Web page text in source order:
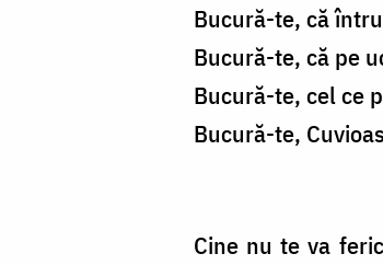
Bucură-te, că
Bucură-te, că pe
Bucură-te, cel ce
Bucură-te,
Cine nu te va